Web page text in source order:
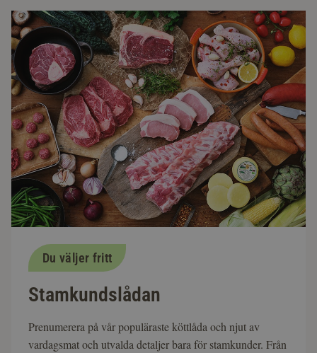
Du väljer fritt
Stamkundslådan
Prenumerera på vår populäraste köttlåda och njut av
vardagsmat och utvalda detaljer bara för stamkunder. Från